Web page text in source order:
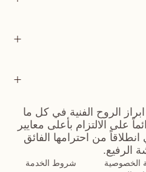
الروح الفنية في كل ما
على الالتزام بأعلى معايير
من احترامها الفائق
الرفيع.
الخصوصية
شروط الخدمة